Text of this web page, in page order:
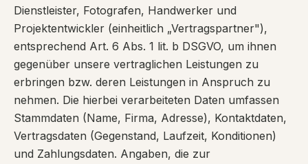
Dienstleister, Fotografen, Handwerker und
Projektentwickler (einheitlich „Vertragspartner"),
entsprechend Art. 6 Abs. 1 lit. b DSGVO, um ihnen
gegenüber unsere vertraglichen Leistungen zu
erbringen bzw. deren Leistungen in Anspruch zu
nehmen. Die hierbei verarbeiteten Daten umfassen
Stammdaten (Name, Firma, Adresse), Kontaktdaten,
Vertragsdaten (Gegenstand, Laufzeit, Konditionen)
und Zahlungsdaten. Angaben, die zur